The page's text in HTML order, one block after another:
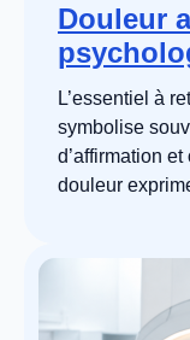
Douleur
L’essentiel à
symbolise
d’affirmation
douleur